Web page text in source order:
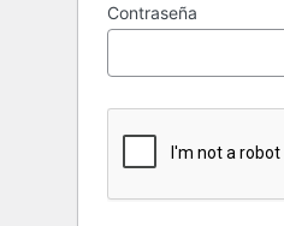
Contraseña